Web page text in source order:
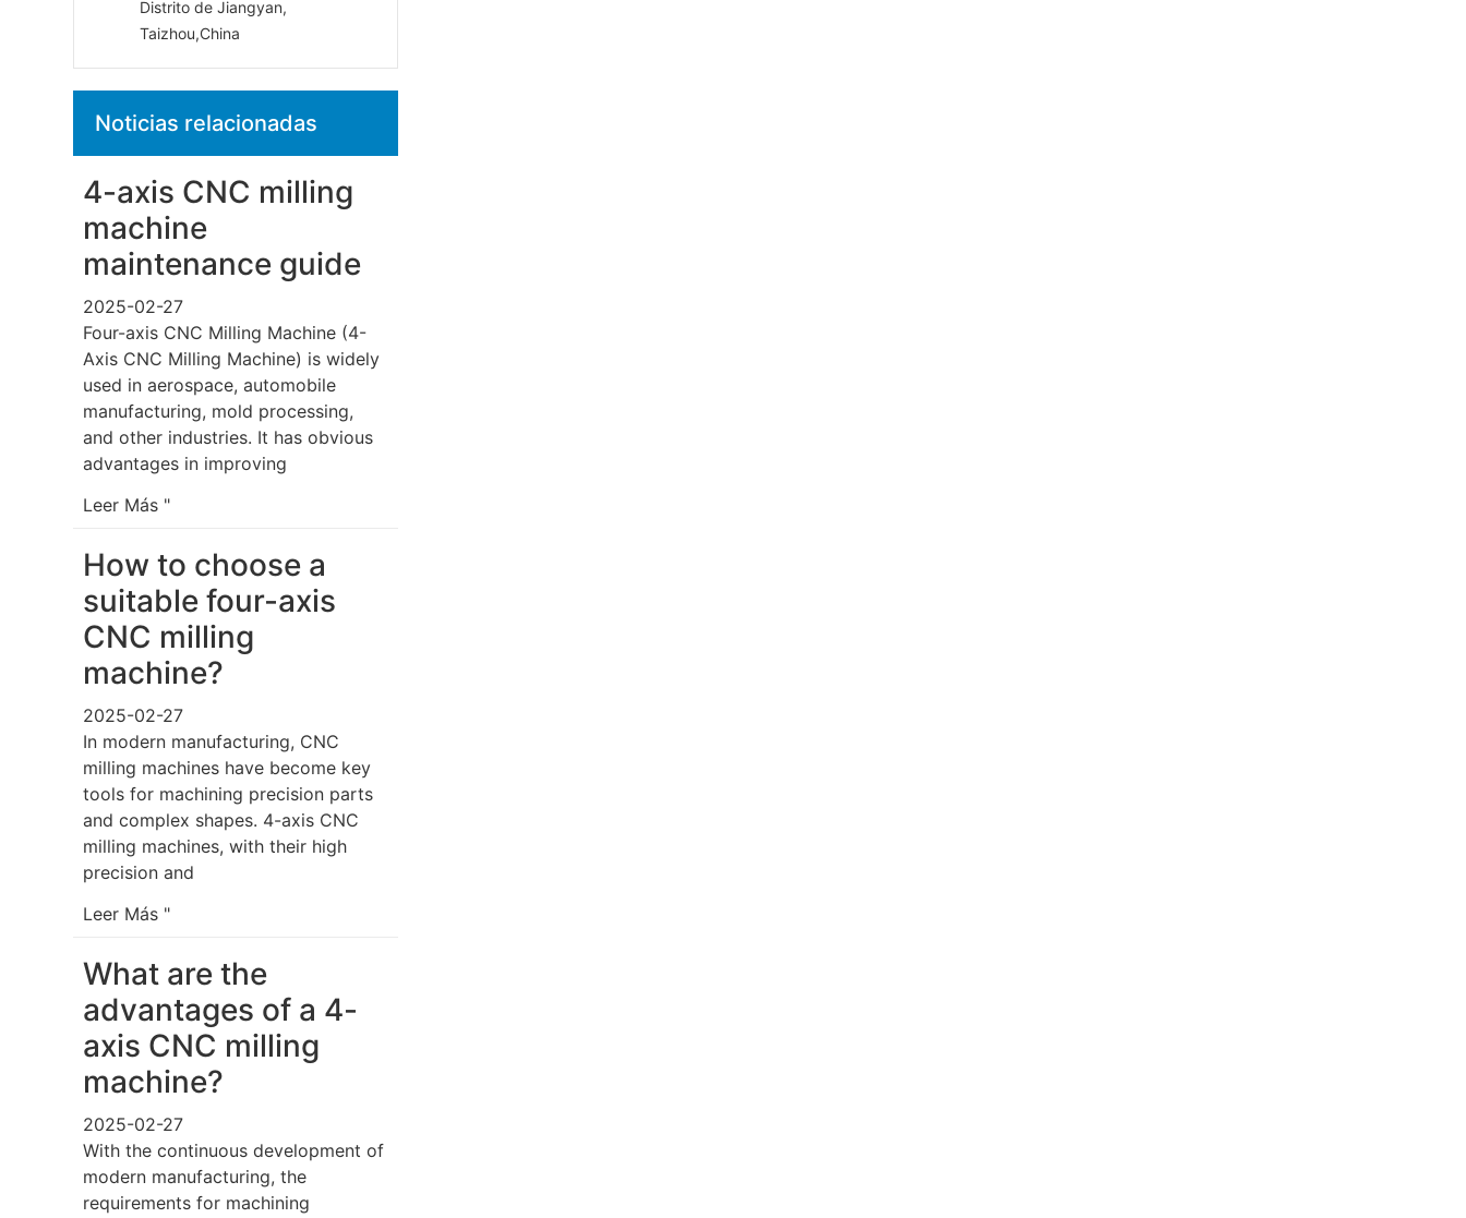
Distrito de Jiangyan,
Taizhou,China
Noticias relacionadas
4-axis CNC milling
machine
maintenance guide
2025-02-27
Four-axis CNC Milling Machine (4-
Axis CNC Milling Machine) is widely
used in aerospace, automobile
manufacturing, mold processing,
and other industries. It has obvious
advantages in improving
Leer Más "
How to choose a
suitable four-axis
CNC milling
machine?
2025-02-27
In modern manufacturing, CNC
milling machines have become key
tools for machining precision parts
and complex shapes. 4-axis CNC
milling machines, with their high
precision and
Leer Más "
What are the
advantages of a 4-
axis CNC milling
machine?
2025-02-27
With the continuous development of
modern manufacturing, the
requirements for machining